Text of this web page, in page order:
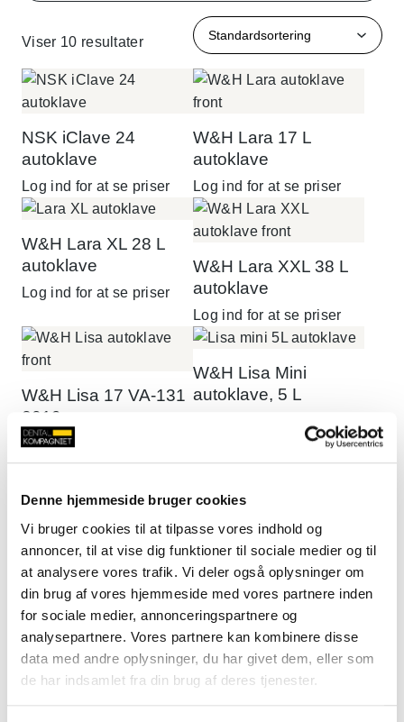
Denne hjemmeside bruger cookies
Vi bruger cookies til at tilpasse vores indhold og
annoncer, til at vise dig funktioner til sociale medier og til
at analysere vores trafik. Vi deler også oplysninger om
din brug af vores hjemmeside med vores partnere inden
for sociale medier, annonceringspartnere og
analysepartnere. Vores partnere kan kombinere disse
data med andre oplysninger, du har givet dem, eller som
de har indsamlet fra din brug af deres tjenester.
Viser 10 resultater
NSK iClave 24
autoklave
Log ind for at se priser
W&H Lara 17 L
autoklave
Log ind for at se priser
W&H Lara XL 28 L
autoklave
Log ind for at se priser
W&H Lara XXL 38 L
autoklave
Log ind for at se priser
W&H Lisa 17 VA-131
2019
Log ind for at se priser
W&H Lisa Mini
autoklave, 5 L
MELAG Careclave
Log ind for at se priser
W&H Lara 22 L
autoklave
Log ind for at se priser
W&H Lisa 22 VA-131
2019
W&H Lina autoklave
Log ind for at se priser